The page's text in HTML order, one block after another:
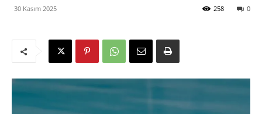
30 Kasım 2025 0
258